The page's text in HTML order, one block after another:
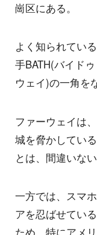
崗区にある。
よく知られてい
手BATH(バイド
ウェイ)の一角を
ファーウェイは
城を脅かしてい
とは、間違いない
一方では、スマ
アを忍ばせてい